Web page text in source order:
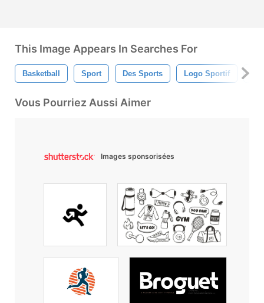
This Image Appears In Searches For
Basketball Sport Des Sports Logo Sportif
Vous Pourriez Aussi Aimer
Images sponsorisées